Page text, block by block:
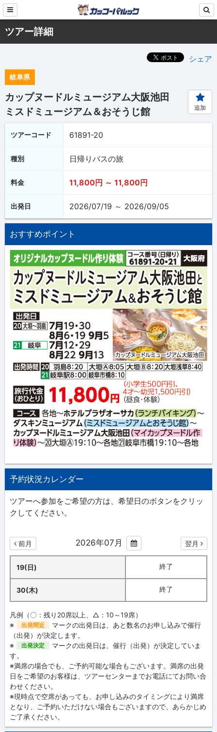
ツアー詳細
シェア
岐阜県
カップヌードルミュージアム大阪池田
ミスドミュージアム＆おそうじ館
追加
ツアーコード 61891-20
種別 日帰りバスの旅
料金 11,800円 ～ 11,800円
出発日 2026/07/19 ～ 2026/09/05
おすすめポイント
予約状況カレンダー
ツアーへ参加をご希望の方は、希望日のボタンをクリッ
クしてください。
前月 2026年07月 翌月
19(日) 終了
30(木) 終了
凡例（〇：残り20席以上、△：10～19席）
※
出発間近
マークの出発日は、あと数名のお申し込みで催行
（出発）が決定します。
※
出発決定
マークの出発日は、催行（出発）が決定していま
す。
※満席の場合でも、ご予約可能な場合もございます。満席の出発
日をご希望のお客様は、ツアーセンターまでお電話にてお問い合
わせください。
※現時点で空席があっても、お申し込みのタイミングにより満席
となり、ご予約いただけない場合もございますので、あらかじめ
ご了承ください。